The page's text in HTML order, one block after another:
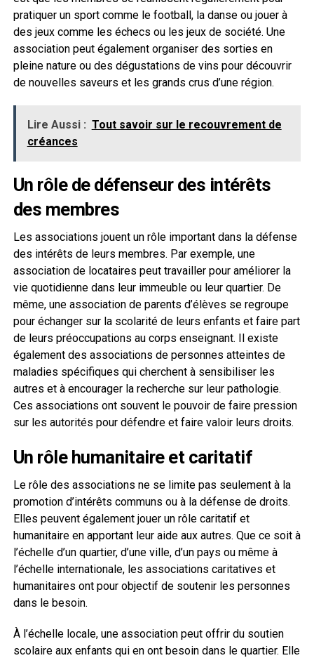
pratiquer un sport comme le football, la danse ou jouer à
des jeux comme les échecs ou les jeux de société. Une
association peut également organiser des sorties en
pleine nature ou des dégustations de vins pour découvrir
de nouvelles saveurs et les grands crus d’une région.
Lire Aussi : Tout savoir sur le recouvrement de
créances
Un rôle de défenseur des intérêts
des membres
Les associations jouent un rôle important dans la défense
des intérêts de leurs membres. Par exemple, une
association de locataires peut travailler pour améliorer la
vie quotidienne dans leur immeuble ou leur quartier. De
même, une association de parents d’élèves se regroupe
pour échanger sur la scolarité de leurs enfants et faire part
de leurs préoccupations au corps enseignant. Il existe
également des associations de personnes atteintes de
maladies spécifiques qui cherchent à sensibiliser les
autres et à encourager la recherche sur leur pathologie.
Ces associations ont souvent le pouvoir de faire pression
sur les autorités pour défendre et faire valoir leurs droits.
Un rôle humanitaire et caritatif
Le rôle des associations ne se limite pas seulement à la
promotion d’intérêts communs ou à la défense de droits.
Elles peuvent également jouer un rôle caritatif et
humanitaire en apportant leur aide aux autres. Que ce soit à
l’échelle d’un quartier, d’une ville, d’un pays ou même à
l’échelle internationale, les associations caritatives et
humanitaires ont pour objectif de soutenir les personnes
dans le besoin.
À l’échelle locale, une association peut offrir du soutien
scolaire aux enfants qui en ont besoin dans le quartier. Elle